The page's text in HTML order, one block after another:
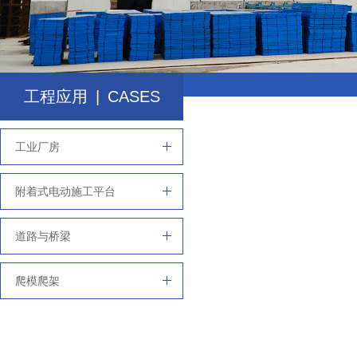
工程应用 CASES
工业厂房
附着式电动施工平台
道路与桥梁
爬模爬架